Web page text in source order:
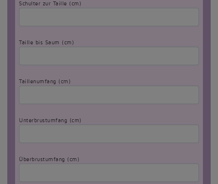
Schulter zur Taille (cm)
Taille bis Saum (cm)
Taillenumfang (cm)
Unterbrustumfang (cm)
Überbrustumfang (cm)